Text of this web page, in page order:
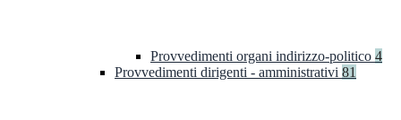
Provvedimenti organi indirizzo-politico 4
Provvedimenti dirigenti - amministrativi 81